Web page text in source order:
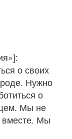
о своих
Нужно
о
Мы не
вместе. Мы